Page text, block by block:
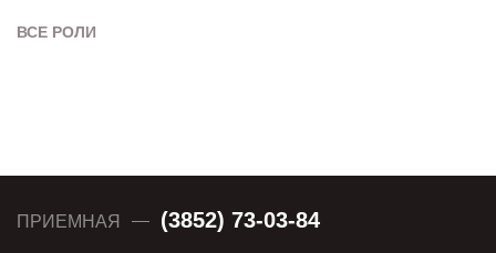
ВСЕ РОЛИ
ПРИЕМНАЯ (3852) 73-03-84